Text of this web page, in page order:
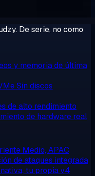
De serie, no como
y memoria de última
Sin discos
de alto rendimiento
de hardware real
Medio, APAC
de ataques integrada
tu propia v4